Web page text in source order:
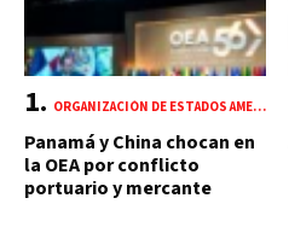
ORGANIZACIÓN DE ESTADOS AMERICANOS (OEA)
Panamá y China chocan en
la OEA por conflicto
portuario y mercante